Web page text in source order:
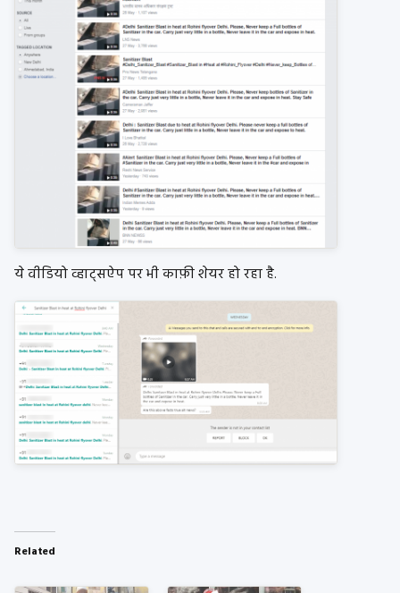
ये वीडियो व्हाट्सऐप पर भी काफ़ी शेयर हो रहा है.
Related